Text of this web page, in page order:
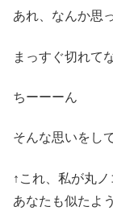
あれ、なんか思
まっすぐ切れて
ちーーーん
そんな思いをし
↑これ、私が丸
あなたも似たよ